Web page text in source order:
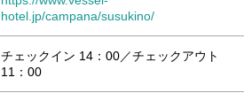
hotel.jp/campana/susukino/
チェックイン 14：00／チェックアウト
11：00